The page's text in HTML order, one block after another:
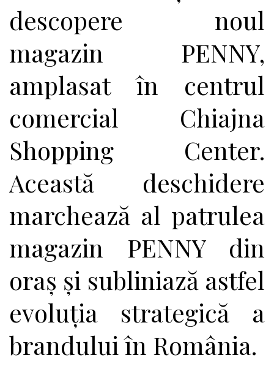
descopere noul
magazin PENNY,
amplasat în centrul
comercial Chiajna
Shopping Center.
Această deschidere
marchează al patrulea
magazin PENNY din
oraș și subliniază astfel
evoluția strategică a
brandului în România.